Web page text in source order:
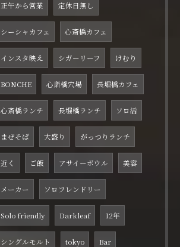
正午から営業 定休日無し
シーシャカフェ 心斎橋カフェ
インスタ映え シガーリーフ けむり
BONCHE 心斎橋穴場 長堀橋カフェ
心斎橋ランチ 長堀橋ランチ ソロ活
まぜそば 大盛り がっつりランチ
近く ご飯 アサイーボウル 美容
メーカー ソロフレンドリー
Solo friendly Darkleaf 12年
シングルモルト tokyo Bar